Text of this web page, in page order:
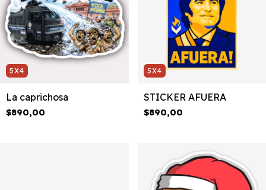
5X4
La caprichosa
$890,00
5X4
STICKER AFUERA
$890,00